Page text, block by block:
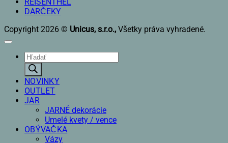
DARČEKY
Copyright 2026 © Unicus, s.r.o., Všetky práva vyhradené.
Products
search
NOVINKY
OUTLET
JAR
JARNÉ dekorácie
Umelé kvety / vence
OBÝVAČKA
Vázy